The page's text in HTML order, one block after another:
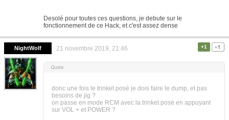
Desolé pour toutes ces questions, je debute sur le
fonctionnement de ce Hack, et c'est assez dense
NightWolf 21 novembre 2019, 21:46 +1
donc une fois le trinket posé je dois faire le dump, et pas
besoins de jig ?
on passe en mode RCM avec la trinket posé en appuyant
sur VOL + et POWER ?